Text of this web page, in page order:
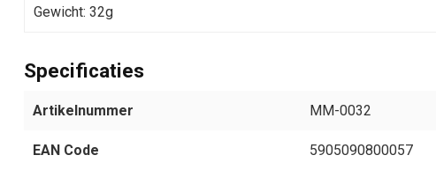
Gewicht: 32g
Specificaties
Artikelnummer MM-0032
EAN Code 5905090800057